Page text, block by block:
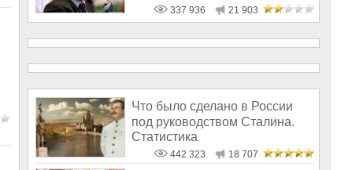
русс
337 936 21 903
Что было сделано в России
под руководством Сталина.
Статистика
442 323 18 707